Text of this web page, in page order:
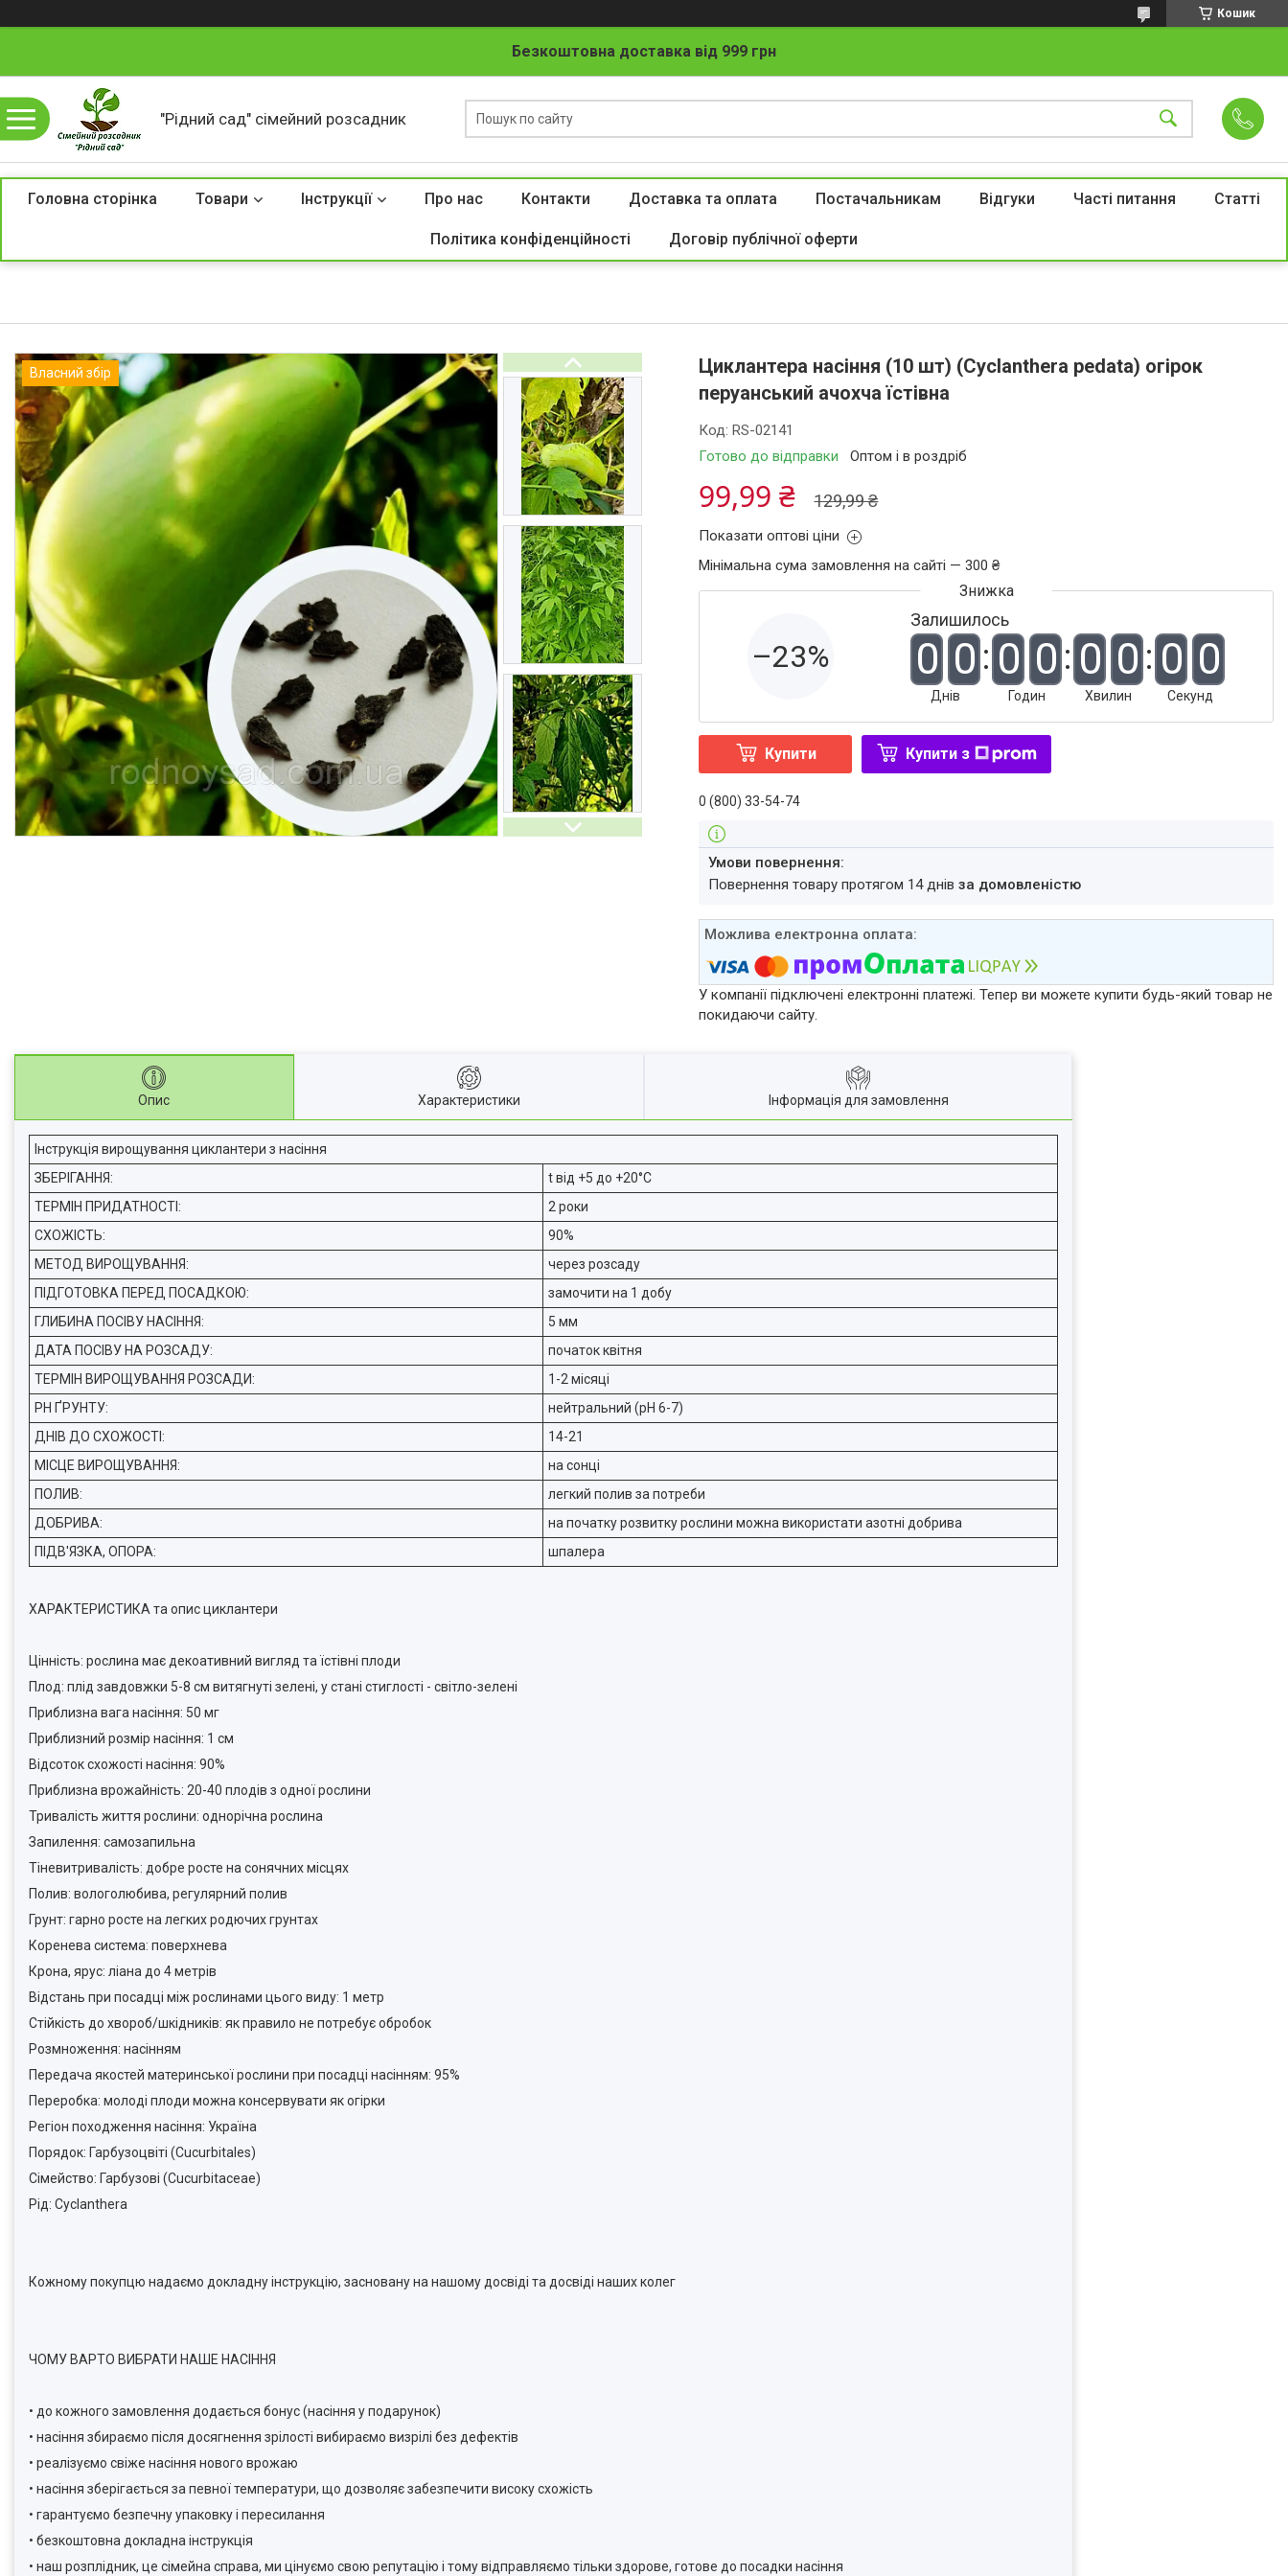
Кошик
Безкоштовна доставка від 999 грн
"Рідний сад" сімейний розсадник
Головна сторінка Товари Інструкції Про нас Контакти Доставка та оплата Постачальникам Відгуки Часті питання Статті
Політика конфіденційності Договір публічної оферти
Власний збір
Циклантера насіння (10 шт) (Cyclanthera pedata) огірок
перуанський ачохча їстівна
Готово до відправки Оптом і в роздріб
Код:RS-02141
129,99 ₴
99,99 ₴
Показати оптові ціни
Мінімальна сума замовлення на сайті — 300 ₴
–23%
Залишилось
0 0
Днів
0 0
Годин
0 0
Хвилин
0 0
Секунд
Купити Купити з
0 (800) 33-54-74
повернення товару протягом 14 днівза домовленістю
У компанії підключені електронні платежі. Тепер ви можете купити будь-який товар не
покидаючи сайту.
Опис Характеристики Інформація для замовлення
Інструкція вирощування циклантери з насіння
ЗБЕРІГАННЯ:
t від +5 до +20°C
ТЕРМІН ПРИДАТНОСТІ:
2 роки
СХОЖІСТЬ:
90%
МЕТОД ВИРОЩУВАННЯ:
через розсаду
ПІДГОТОВКА ПЕРЕД ПОСАДКОЮ:
замочити на 1 добу
ГЛИБИНА ПОСІВУ НАСІННЯ:
5 мм
ДАТА ПОСІВУ НА РОЗСАДУ:
початок квітня
ТЕРМІН ВИРОЩУВАННЯ РОЗСАДИ:
1-2 місяці
PH ҐРУНТУ:
нейтральний (pH 6-7)
ДНІВ ДО СХОЖОСТІ:
14-21
МІСЦЕ ВИРОЩУВАННЯ:
на сонці
ПОЛИВ:
легкий полив за потреби
ДОБРИВА:
на початку розвитку рослини можна використати азотні добрива
ПІДВ'ЯЗКА, ОПОРА:
шпалера
ХАРАКТЕРИСТИКА та опис циклантери
Цінність: рослина має декоативний вигляд та їстівні плоди
Плод: плід завдовжки 5-8 см витягнуті зелені, у стані стиглості - світло-зелені
Приблизна вага насіння: 50 мг
Приблизний розмір насіння: 1 см
Відсоток схожості насіння: 90%
Приблизна врожайність: 20-40 плодів з одної рослини
Тривалість життя рослини: однорічна рослина
Запилення: самозапильна
Тіневитривалість: добре росте на сонячних місцях
Полив: вологолюбива, регулярний полив
Грунт: гарно росте на легких родючих грунтах
Коренева система: поверхнева
Крона, ярус: ліана до 4 метрів
Відстань при посадці між рослинами цього виду: 1 метр
Стійкість до хвороб/шкідників: як правило не потребує обробок
Розмноження: насінням
Передача якостей материнської рослини при посадці насінням: 95%
Переробка: молоді плоди можна консервувати як огірки
Регіон походження насіння: Україна
Порядок: Гарбузоцвіті (Cucurbitales)
Сімейство: Гарбузові (Cucurbitaceae)
Рід: Cyclanthera
Кожному покупцю надаємо докладну інструкцію, засновану на нашому досвіді та досвіді наших колег
ЧОМУ ВАРТО ВИБРАТИ НАШЕ НАСІННЯ
• до кожного замовлення додається бонус (насіння у подарунок)
• насіння збираємо після досягнення зрілості вибираємо визрілі без дефектів
• реалізуємо свіже насіння нового врожаю
• насіння зберігається за певної температури, що дозволяє забезпечити високу схожість
• гарантуємо безпечну упаковку і пересилання
• безкоштовна докладна інструкція
• наш розплідник, це сімейна справа, ми цінуємо свою репутацію і тому відправляємо тільки здорове, готове до посадки насіння